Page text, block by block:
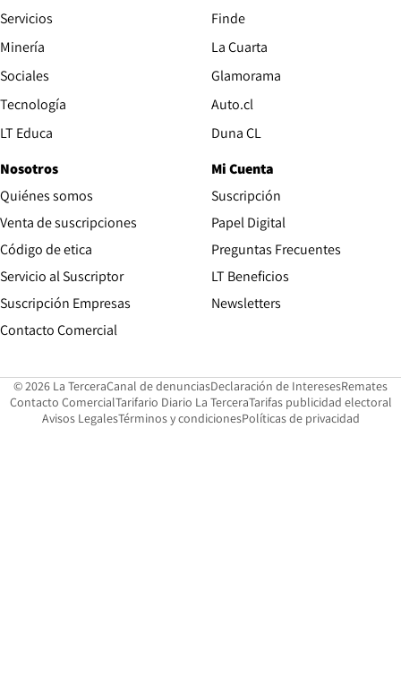
Servicios
Minería
Sociales
Tecnología
LT Educa
Finde
La Cuarta
Glamorama
Auto.cl
Duna CL
Nosotros
Quiénes somos
Venta de suscripciones
Código de etica Opens in new window
Servicio al Suscriptor
Suscripción Empresas
Contacto Comercial
Mi Cuenta
Suscripción
Papel Digital
Preguntas Frecuentes
LT Beneficios
Newsletters
© 2026 La TerceraCanal de denunciasOpens in new window
Declaración de InteresesOpens in
Remates
Contacto ComercialOpens in new window
Tarifario Diario La TerceraOpens in new window
Tarifas publicidad electoral
Avisos LegalesOpens in new window
Términos y condicionesPolíticas de privacidad